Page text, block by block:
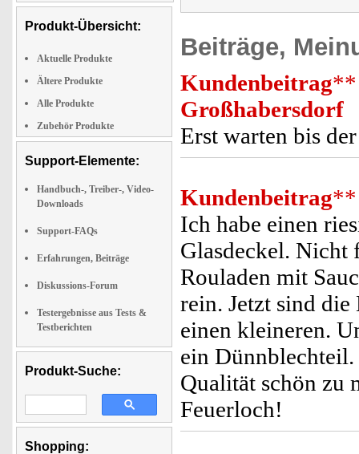
Produkt-Übersicht:
Aktuelle Produkte
Ältere Produkte
Alle Produkte
Zubehör Produkte
Support-Elemente:
Handbuch-, Treiber-, Video-
Downloads
Support-FAQs
Erfahrungen, Beiträge
Diskussions-Forum
Testergebnisse aus Tests &
Testberichten
Produkt-Suche:
Shopping:
Beiträge,
Kundenbeitrag**
Großhabersdorf
Erst warten bis
Kundenbeitrag**
Ich habe einen
Glasdeckel. Nicht
Rouladen mit
rein. Jetzt sind die
einen kleineren.
ein
Qualität schön zu
Feuerloch!